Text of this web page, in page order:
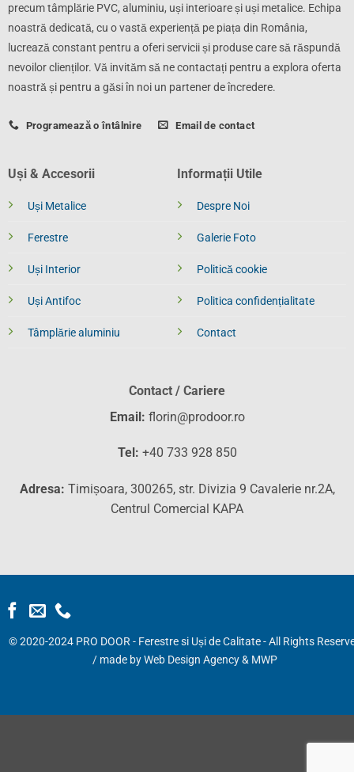
precum tâmplărie PVC, aluminiu, uși interioare și uși metalice. Echipa
noastră dedicată, cu o vastă experiență pe piața din România,
lucrează constant pentru a oferi servicii și produse care să răspundă
nevoilor clienților. Vă invităm să ne contactați pentru a explora oferta
noastră și pentru a găsi în noi un partener de încredere.
Programează o întâlnire Email de contact
Uși & Accesorii
Uși Metalice
Ferestre
Uși Interior
Uși Antifoc
Tâmplărie aluminiu
Informații Utile
Despre Noi
Galerie Foto
Politică cookie
Politica confidențialitate
Contact
Contact / Cariere
Email: florin@prodoor.ro
Tel: +40 733 928 850
Adresa: Timișoara, 300265, str. Divizia 9 Cavalerie nr.2A,
Centrul Comercial KAPA
© 2020-2024 PRO DOOR - Ferestre si Uși de Calitate - All Rights
/ made byWeb Design Agency& MWP